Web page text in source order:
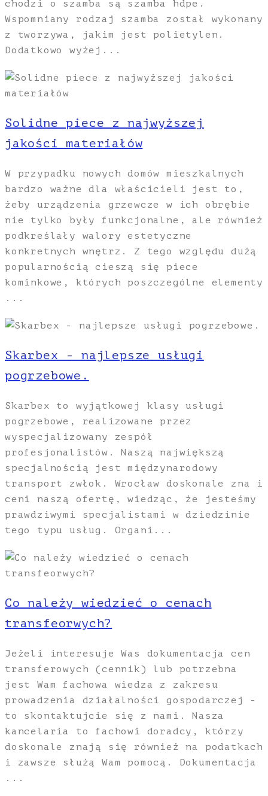
chodzi o szamba są szamba hdpe.
Wspomniany rodzaj szamba został wykonany
z tworzywa, jakim jest polietylen.
Dodatkowo wyżej...
Solidne piece z najwyższej
jakości materiałów
W przypadku nowych domów mieszkalnych
bardzo ważne dla właścicieli jest to,
żeby urządzenia grzewcze w ich obrębie
nie tylko były funkcjonalne, ale również
podkreślały walory estetyczne
konkretnych wnętrz. Z tego względu dużą
popularnością cieszą się piece
kominkowe, których poszczególne elementy
...
Skarbex - najlepsze usługi
pogrzebowe.
Skarbex to wyjątkowej klasy usługi
pogrzebowe, realizowane przez
wyspecjalizowany zespół
profesjonalistów. Naszą największą
specjalnością jest międzynarodowy
transport zwłok. Wrocław doskonale zna i
ceni naszą ofertę, wiedząc, że jesteśmy
prawdziwymi specjalistami w dziedzinie
tego typu usług. Organi...
Co należy wiedzieć o cenach
transfeorwych?
Jeżeli interesuje Was dokumentacja cen
transferowych (cennik) lub potrzebna
jest Wam fachowa wiedza z zakresu
prowadzenia działalności gospodarczej -
to skontaktujcie się z nami. Nasza
kancelaria to fachowi doradcy, którzy
doskonale znają się również na podatkach
i zawsze służą Wam pomocą. Dokumentacja
...